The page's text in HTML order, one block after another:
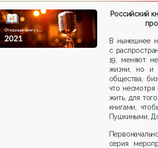
Российский
В нынешнее
с
19, меняют
жизни, но и
общества,
что несмотря
жить, для
книгами,
Пушкиными,
серия